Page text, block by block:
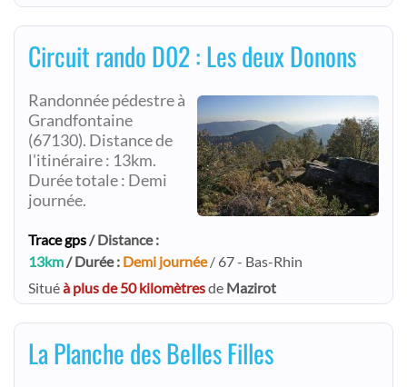
Circuit rando D02 : Les deux Donons
Randonnée pédestre à
Grandfontaine
(67130). Distance de
l'itinéraire : 13km.
Durée totale : Demi
journée.
Trace gps/ Distance :
13km/ Durée : Demi journée/ 67 - Bas-Rhin
Situéà plus de 50 kilomètresde Mazirot
La Planche des Belles Filles